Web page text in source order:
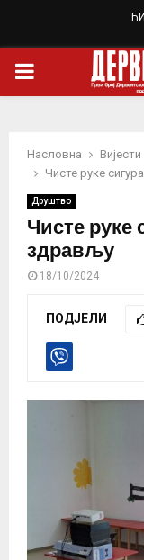
PRIMARY
Насловна Вијести
Чисте руке
Друштво
Чисте руке
здрављу
18/10/2024
ПОДЈЕЛИ